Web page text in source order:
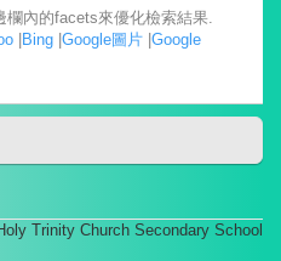
內的facets來優化檢索結果.
|Bing |Google圖片 |Google
Trinity Church Secondary School